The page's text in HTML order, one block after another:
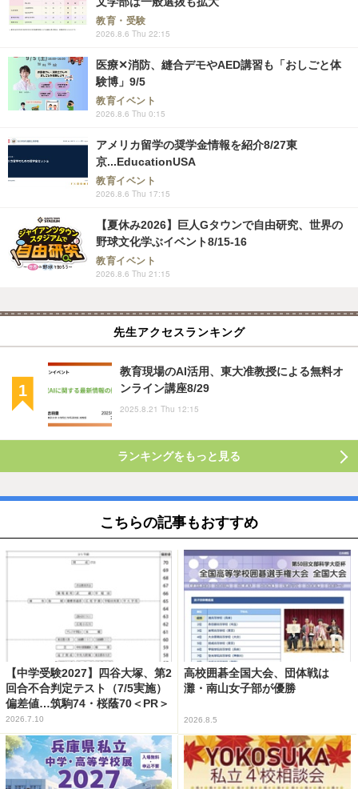
教育・受験
2026.8.6 Thu 22:15
医療✕消防、縫合デモやAED講習も「おしごと体
験博」9/5
教育イベント
2026.8.6 Thu 0:15
アメリカ留学の奨学金情報を紹介8/27東
京...EducationUSA
教育イベント
2026.8.6 Thu 17:15
【夏休み2026】巨人Gタウンで自由研究、世界の
野球文化学ぶイベント8/15-16
教育イベント
2026.8.6 Thu 21:15
先生アクセスランキング
教育現場のAI活用、東大准教授による無料オ
ンライン講座8/29
2025.8.21 Thu 12:15
ランキングをもっと見る
こちらの記事もおすすめ
【中学受験2027】四谷大塚、第2
回合不合判定テスト（7/5実施）
偏差値…筑駒74・桜蔭70＜PR＞
2026.7.10
高校囲碁全国大会、団体戦は
灘・南山女子部が優勝
2026.8.5